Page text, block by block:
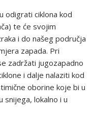
odigrati ciklona kod
te će svojim
i do našeg područja
zapada. Pri
zadržati jugozapadno
i dalje nalaziti kod
oborine koje bi u
lokalno i u